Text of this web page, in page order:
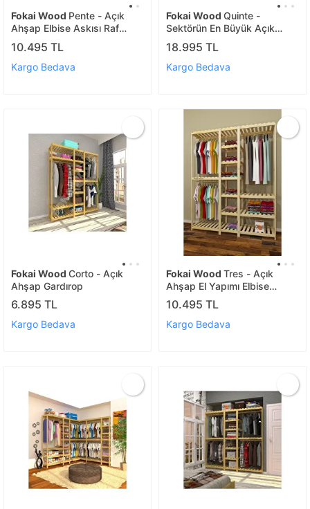
Fokai Wood Pente - Açık
Ahşap Elbise Askısı Raf
Sistemi Gardırop
10.495 TL
Kargo Bedava
Fokai Wood Quinte -
Sektörün En Büyük Açık
Ahşap Gardırop Tasarımı
18.995 TL
Kargo Bedava
Fokai Wood Corto - Açık
Ahşap Gardırop
6.895 TL
Kargo Bedava
Fokai Wood Tres - Açık
Ahşap El Yapımı Elbise
Dolabı
10.495 TL
Kargo Bedava